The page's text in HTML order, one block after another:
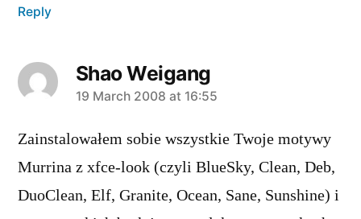
Reply
Shao Weigang
says:
19 March 2008 at 16:55
Zainstalowałem sobie wszystkie Twoje motywy
Murrina z xfce-look (czyli BlueSky, Clean, Deb,
DuoClean, Elf, Granite, Ocean, Sane, Sunshine) i